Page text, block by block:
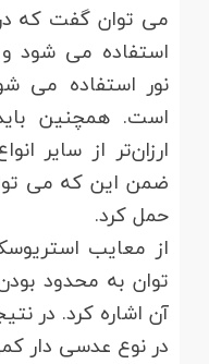
می توان گفت که در
استفاده می شود و
نور استفاده می
است. همچنین
ارزان‌تر از سایر
ضمن این که می
حمل کرد.
از معایب
توان به محدود
آن اشاره کرد. در
در نوع عدسی دار